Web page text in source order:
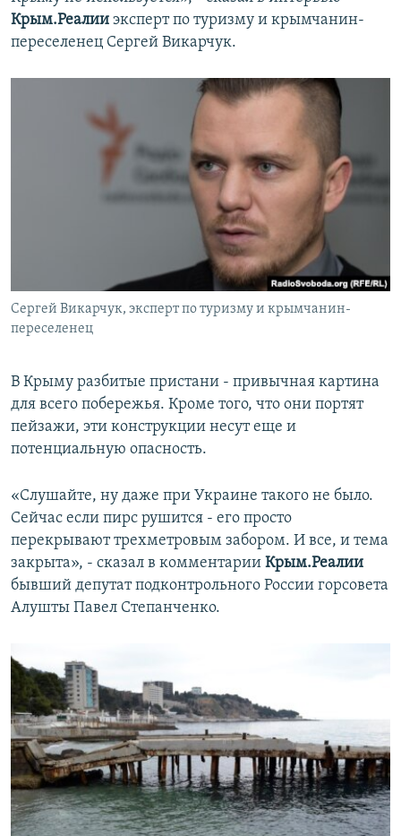
Крым.Реалии эксперт по туризму и крымчанин-
переселенец Сергей Викарчук.
Сергей Викарчук, эксперт по туризму и крымчанин-
переселенец
В Крыму разбитые пристани - привычная картина
для всего побережья. Кроме того, что они портят
пейзажи, эти конструкции несут еще и
потенциальную опасность.
«Слушайте, ну даже при Украине такого не было.
Сейчас если пирс рушится - его просто
перекрывают трехметровым забором. И все, и тема
закрыта», - сказал в комментарии Крым.Реалии
бывший депутат подконтрольного России горсовета
Алушты Павел Степанченко.